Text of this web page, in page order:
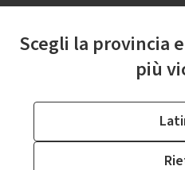
Scegli la provincia
più